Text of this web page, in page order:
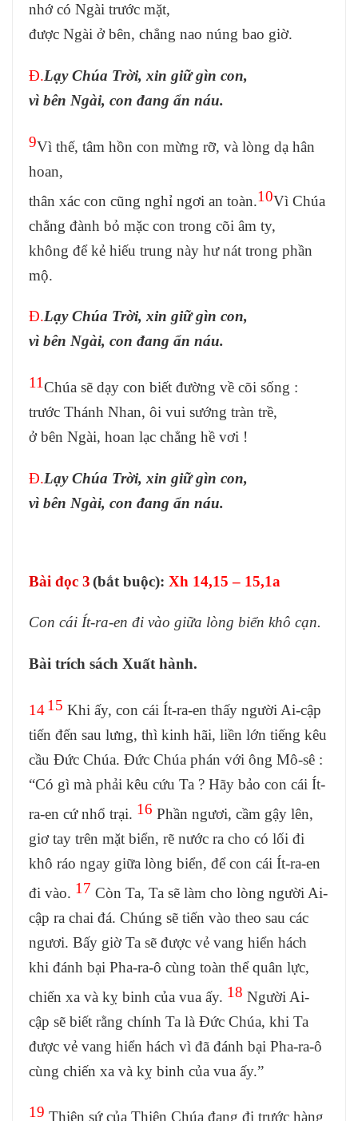
nhớ có Ngài trước mặt,
được Ngài ở bên, chẳng nao núng bao giờ.
Đ.Lạy Chúa Trời, xin giữ gìn con,
vì bên Ngài, con đang ẩn náu.
9Vì thế, tâm hồn con mừng rỡ, và lòng dạ hân
hoan,
thân xác con cũng nghỉ ngơi an toàn.10Vì Chúa
chẳng đành bỏ mặc con trong cõi âm ty,
không để kẻ hiếu trung này hư nát trong phần
mộ.
Đ.Lạy Chúa Trời, xin giữ gìn con,
vì bên Ngài, con đang ẩn náu.
11Chúa sẽ dạy con biết đường về cõi sống :
trước Thánh Nhan, ôi vui sướng tràn trề,
ở bên Ngài, hoan lạc chẳng hề vơi !
Đ.Lạy Chúa Trời, xin giữ gìn con,
vì bên Ngài, con đang ẩn náu.
Bài đọc 3(bắt buộc): Xh 14,15 – 15,1a
Con cái Ít-ra-en đi vào giữa lòng biển khô cạn.
Bài trích sách Xuất hành.
1415 Khi ấy, con cái Ít-ra-en thấy người Ai-cập
tiến đến sau lưng, thì kinh hãi, liền lớn tiếng kêu
cầu Đức Chúa. Đức Chúa phán với ông Mô-sê :
“Có gì mà phải kêu cứu Ta ? Hãy bảo con cái Ít-
ra-en cứ nhổ trại. 16 Phần ngươi, cầm gậy lên,
giơ tay trên mặt biển, rẽ nước ra cho có lối đi
khô ráo ngay giữa lòng biển, để con cái Ít-ra-en
đi vào. 17 Còn Ta, Ta sẽ làm cho lòng người Ai-
cập ra chai đá. Chúng sẽ tiến vào theo sau các
ngươi. Bấy giờ Ta sẽ được vẻ vang hiển hách
khi đánh bại Pha-ra-ô cùng toàn thể quân lực,
chiến xa và kỵ binh của vua ấy. 18 Người Ai-
cập sẽ biết rằng chính Ta là Đức Chúa, khi Ta
được vẻ vang hiển hách vì đã đánh bại Pha-ra-ô
cùng chiến xa và kỵ binh của vua ấy.”
19 Thiên sứ của Thiên Chúa đang đi trước hàng